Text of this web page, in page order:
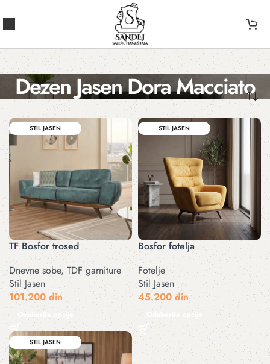
Dezen Jasen Dora Macciato
STIL JASEN
TF Bosfor trosed
Dnevne sobe,TDF garniture
Stil Jasen
101.200din
Odaberite opcije
STIL JASEN
Bosfor fotelja
Fotelje
Stil Jasen
45.200din
Odaberite opcije
STIL JASEN